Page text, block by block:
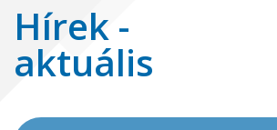
Hírek -
aktuális